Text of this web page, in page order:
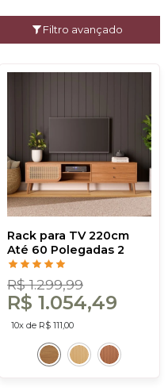
Filtro avançado
Rack para TV 220cm
Até 60 Polegadas 2
Gavetas 1 Porta Curve
Freijó com Palha - Dalla
Costa
R$ 1.299,99
R$ 1.054,49
10x de R$ 111,00